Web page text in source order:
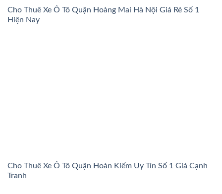
Cho Thuê Xe Ô Tô Quận Hoàng Mai Hà Nội Giá Rẻ Số 1
Hiện Nay
Cho Thuê Xe Ô Tô Quận Hoàn Kiếm Uy Tín Số 1 Giá Cạnh
Tranh